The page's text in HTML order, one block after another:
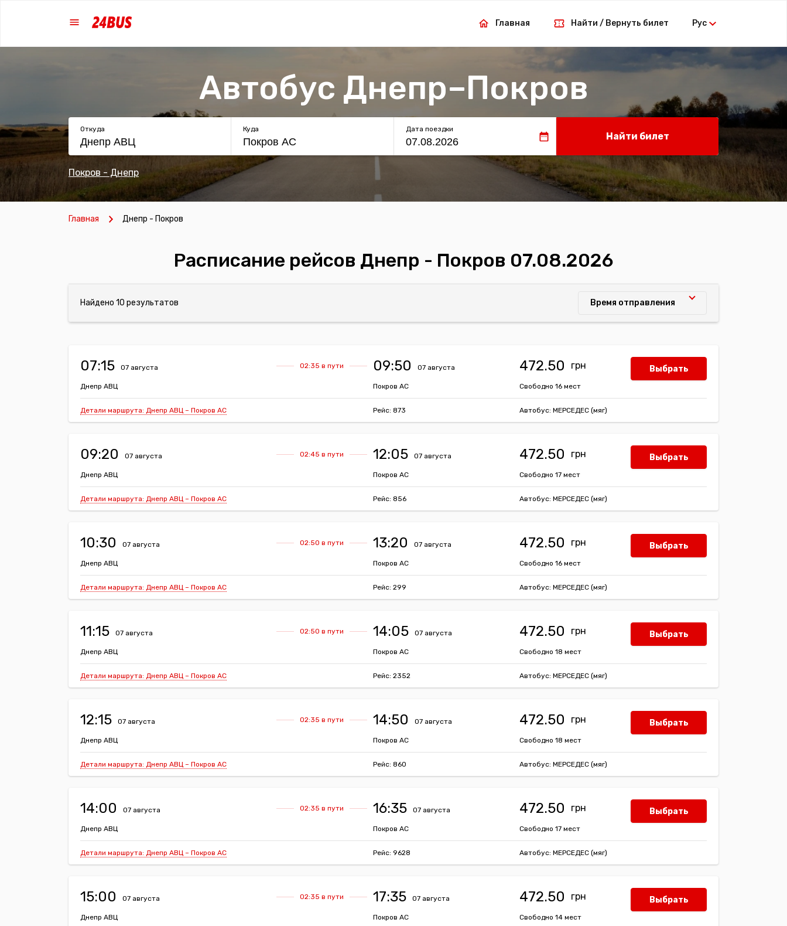
Главная Найти / Вернуть билет Рус
Автобус Днепр–Покров
Откуда Куда Дата поездки
Найти билет
Покров - Днепр
Главная Днепр - Покров
Расписание рейсов Днепр - Покров 07.08.2026
Найдено 10 результатов Время отправления
07:15 07 августа 02:35 в пути
Днепр АВЦ
09:50 07 августа
Покров АС
472.50
Свободно 16 мест
Выбрать
Детали маршрута: Днепр АВЦ – Покров АС Рейс: 873 Автобус: МЕРСЕДЕС (мяг)
09:20 07 августа 02:45 в пути
Днепр АВЦ
12:05 07 августа
Покров АС
472.50
Свободно 17 мест
Выбрать
Детали маршрута: Днепр АВЦ – Покров АС Рейс: 856 Автобус: МЕРСЕДЕС (мяг)
10:30 07 августа 02:50 в пути
Днепр АВЦ
13:20 07 августа
Покров АС
472.50
Свободно 16 мест
Выбрать
Детали маршрута: Днепр АВЦ – Покров АС Рейс: 299 Автобус: МЕРСЕДЕС (мяг)
11:15 07 августа 02:50 в пути
Днепр АВЦ
14:05 07 августа
Покров АС
472.50
Свободно 18 мест
Выбрать
Детали маршрута: Днепр АВЦ – Покров АС Рейс: 2352 Автобус: МЕРСЕДЕС (мяг)
12:15 07 августа 02:35 в пути
Днепр АВЦ
14:50 07 августа
Покров АС
472.50
Свободно 18 мест
Выбрать
Детали маршрута: Днепр АВЦ – Покров АС Рейс: 860 Автобус: МЕРСЕДЕС (мяг)
14:00 07 августа 02:35 в пути
Днепр АВЦ
16:35 07 августа
Покров АС
472.50
Свободно 17 мест
Выбрать
Детали маршрута: Днепр АВЦ – Покров АС Рейс: 9628 Автобус: МЕРСЕДЕС (мяг)
15:00 07 августа 02:35 в пути
Днепр АВЦ
17:35 07 августа
Покров АС
472.50
Свободно 14 мест
Выбрать